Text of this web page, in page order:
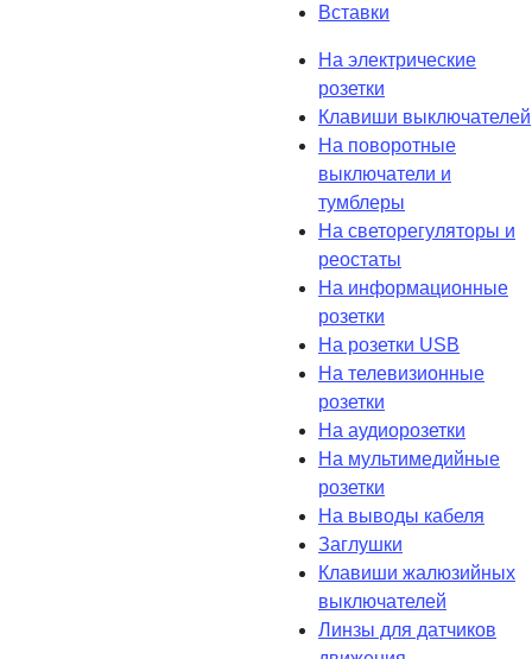
Вставки
На электрические
розетки
Клавиши выключателей
На поворотные
выключатели и
тумблеры
На светорегуляторы и
реостаты
На информационные
розетки
На розетки USB
На телевизионные
розетки
На аудиорозетки
На мультимедийные
розетки
На выводы кабеля
Заглушки
Клавиши жалюзийных
выключателей
Линзы для датчиков